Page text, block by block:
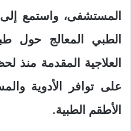
المستشفى، واستمع
الطبي المعالج حول
العلاجية المقدمة منذ
على توافر الأدوية
الأطقم الطبية.